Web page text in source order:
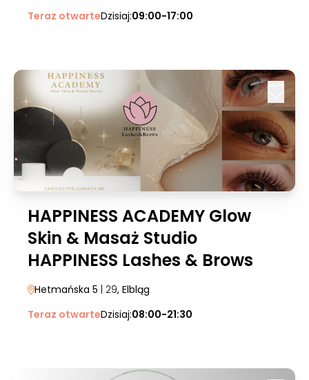
Teraz otwarteDzisiaj:09:00-17:00
HAPPINESS ACADEMY Glow
Skin & Masaż Studio
HAPPINESS Lashes & Brows
Hetmańska 5 | 29, Elbląg
Teraz otwarteDzisiaj:08:00-21:30